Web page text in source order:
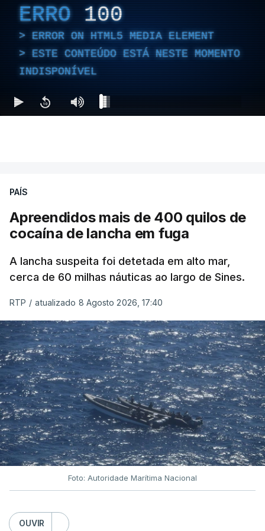
ERRO 100
ERROR ON HTML5 MEDIA ELEMENT
ESTE CONTEÚDO ESTÁ NESTE MOMENTO
INDISPONÍVEL
PAÍS
Apreendidos mais de 400 quilos de
cocaína de lancha em fuga
A lancha suspeita foi detetada em alto mar,
cerca de 60 milhas náuticas ao largo de Sines.
RTP / atualizado 8 Agosto 2026, 17:40
Foto: Autoridade Marítima Nacional
OUVIR